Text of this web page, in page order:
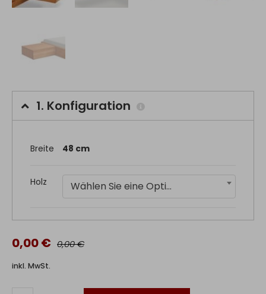
1. Konfiguration
Breite 48 cm
Holz Wählen Sie eine Option
0,00 € 0,00 €
inkl. MwSt.